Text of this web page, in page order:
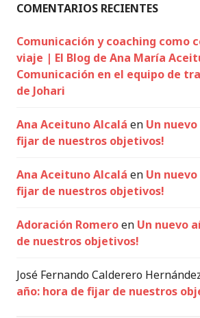
COMENTARIOS RECIENTES
Comunicación y coaching como
viaje | El Blog de Ana María
Comunicación en el equipo de
de Johari
Ana Aceituno Alcalá en Un
fijar de nuestros objetivos!
Ana Aceituno Alcalá en Un
fijar de nuestros objetivos!
Adoración Romeroen Un nuevo
de nuestros objetivos!
José Fernando Calderero
año: hora de fijar de nuestros